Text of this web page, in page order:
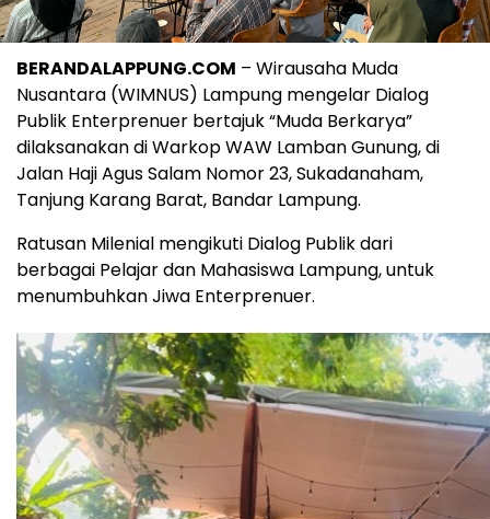
BERANDALAPPUNG.COM – Wirausaha Muda
Nusantara (WIMNUS) Lampung mengelar Dialog
Publik Enterprenuer bertajuk “Muda Berkarya”
dilaksanakan di Warkop WAW Lamban Gunung, di
Jalan Haji Agus Salam Nomor 23, Sukadanaham,
Tanjung Karang Barat, Bandar Lampung.
Ratusan Milenial mengikuti Dialog Publik dari
berbagai Pelajar dan Mahasiswa Lampung, untuk
menumbuhkan Jiwa Enterprenuer.